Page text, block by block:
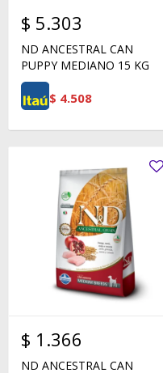
$ 5.303
ND ANCESTRAL CAN
PUPPY MEDIANO 15 KG
$ 4.508
$ 1.366
ND ANCESTRAL CAN